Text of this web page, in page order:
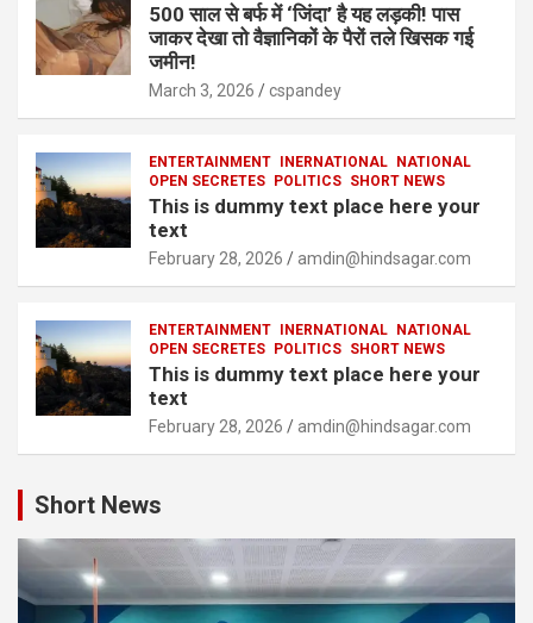
500 साल से बर्फ में ‘जिंदा’ है यह लड़की! पास
जाकर देखा तो वैज्ञानिकों के पैरों तले खिसक गई
जमीन!
March 3, 2026 cspandey
ENTERTAINMENT INERNATIONAL NATIONAL
OPEN SECRETES POLITICS SHORT NEWS
This is dummy text place here your
text
February 28, 2026 amdin@hindsagar.com
ENTERTAINMENT INERNATIONAL NATIONAL
OPEN SECRETES POLITICS SHORT NEWS
This is dummy text place here your
text
February 28, 2026 amdin@hindsagar.com
Short News